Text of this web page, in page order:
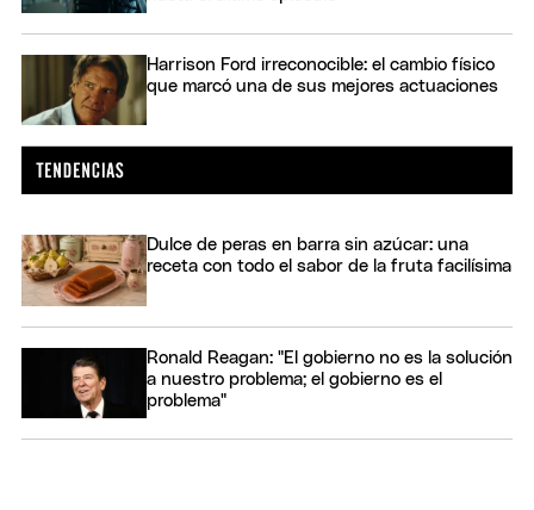
Harrison Ford irreconocible: el cambio físico
que marcó una de sus mejores actuaciones
Dulce de peras en barra sin azúcar: una
receta con todo el sabor de la fruta facilísima
Ronald Reagan: "El gobierno no es la solución
a nuestro problema; el gobierno es el
problema"